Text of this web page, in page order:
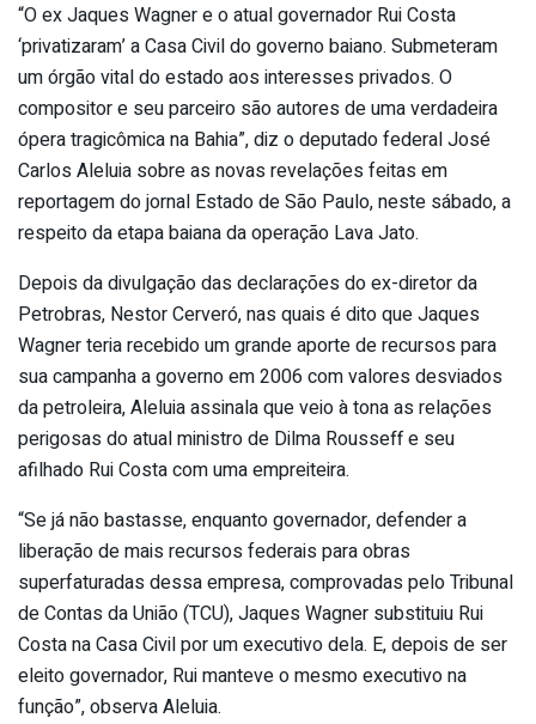
“O ex Jaques Wagner e o atual governador Rui Costa
‘privatizaram’ a Casa Civil do governo baiano. Submeteram
um órgão vital do estado aos interesses privados. O
compositor e seu parceiro são autores de uma verdadeira
ópera tragicômica na Bahia”, diz o deputado federal José
Carlos Aleluia sobre as novas revelações feitas em
reportagem do jornal Estado de São Paulo, neste sábado, a
respeito da etapa baiana da operação Lava Jato.
Depois da divulgação das declarações do ex-diretor da
Petrobras, Nestor Cerveró, nas quais é dito que Jaques
Wagner teria recebido um grande aporte de recursos para
sua campanha a governo em 2006 com valores desviados
da petroleira, Aleluia assinala que veio à tona as relações
perigosas do atual ministro de Dilma Rousseff e seu
afilhado Rui Costa com uma empreiteira.
“Se já não bastasse, enquanto governador, defender a
liberação de mais recursos federais para obras
superfaturadas dessa empresa, comprovadas pelo Tribunal
de Contas da União (TCU), Jaques Wagner substituiu Rui
Costa na Casa Civil por um executivo dela. E, depois de ser
eleito governador, Rui manteve o mesmo executivo na
função”, observa Aleluia.